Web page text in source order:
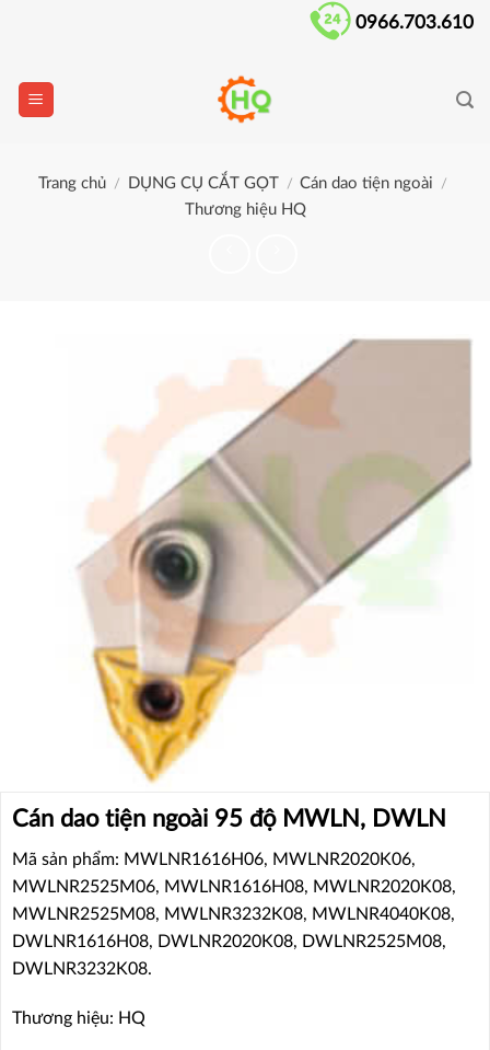
0966.703.610
Trang chủ / DỤNG CỤ CẮT GỌT / Cán dao tiện ngoài /
Thương hiệu HQ
Cán dao tiện ngoài 95 độ MWLN, DWLN
Mã sản phẩm: MWLNR1616H06, MWLNR2020K06,
MWLNR2525M06, MWLNR1616H08, MWLNR2020K08,
MWLNR2525M08, MWLNR3232K08, MWLNR4040K08,
DWLNR1616H08, DWLNR2020K08, DWLNR2525M08,
DWLNR3232K08.
Thương hiệu: HQ